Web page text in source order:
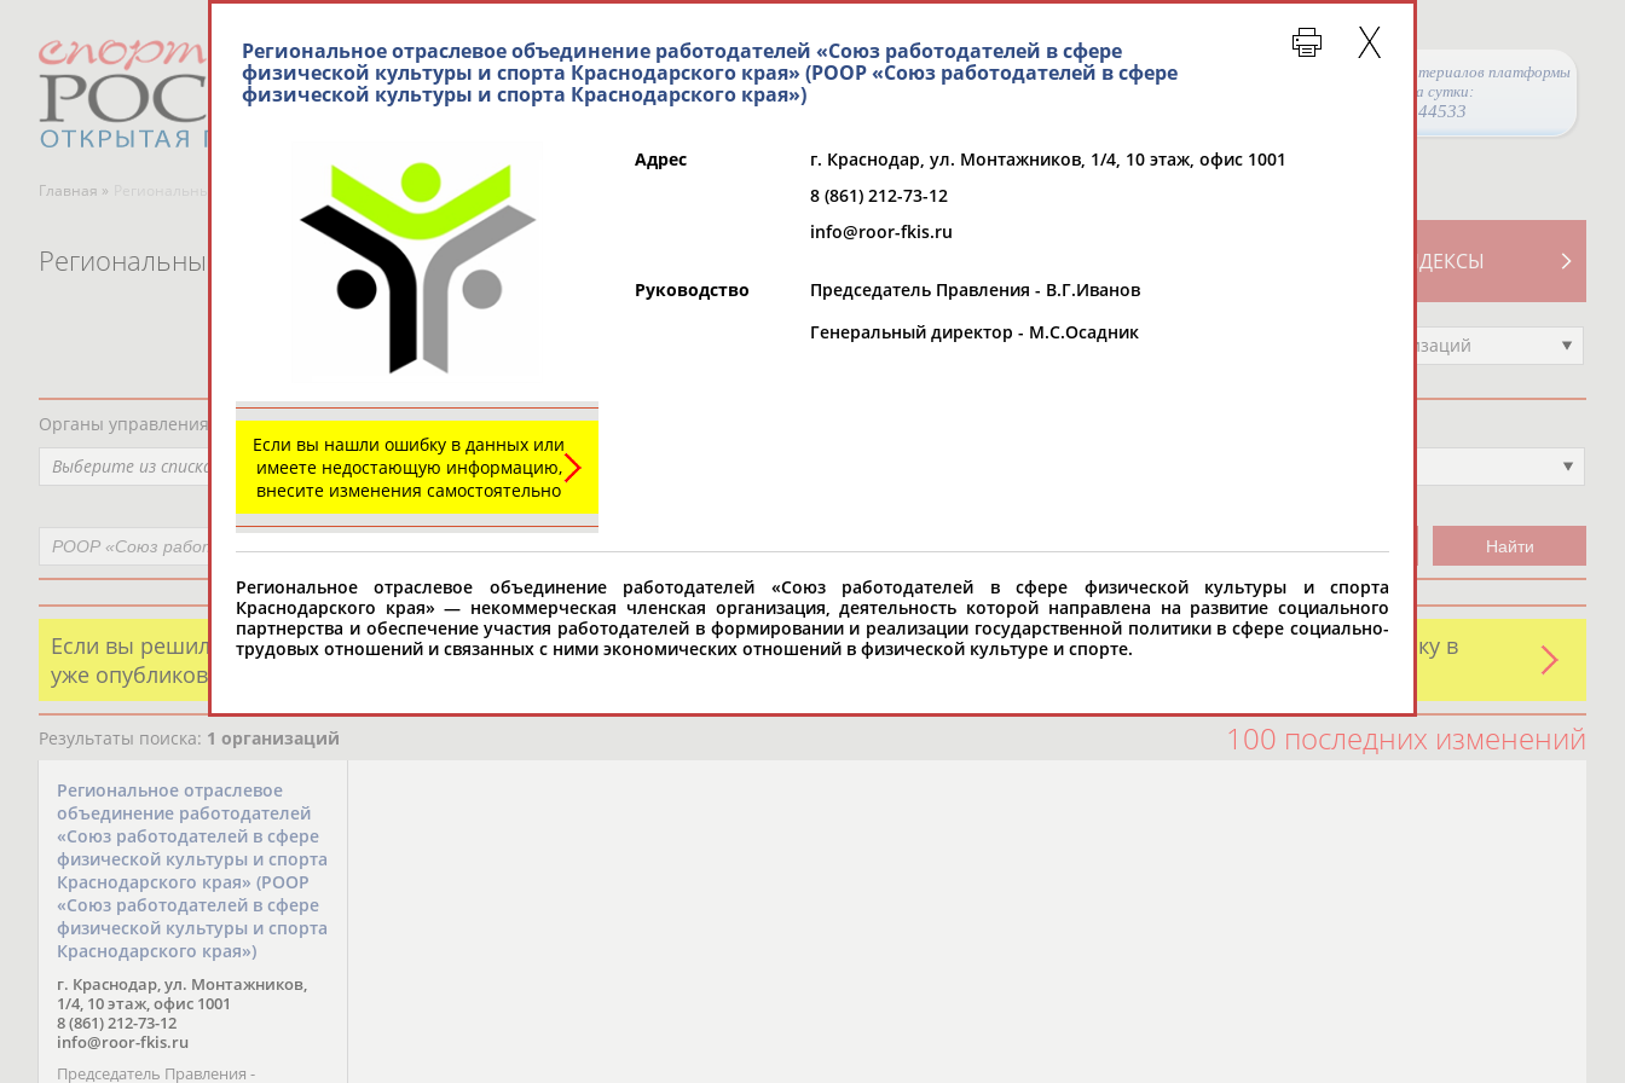
Просмотры материалов платформы
за сутки:
44533
Главная » Региональные спортивные организации
СВОДНЫЕ ИНДЕКСЫ
Региональные спортивные организации
Выберите другой тип организаций
Органы управления, федерации, ВУЗы, Академии и т.п.
Выберите из списка
Если вы решили разместить информацию о хорошо известной вам спортивной организации или обнаружили какую-либо ошибку в
уже опубликованных данных и хотите ее исправить, пожалуйста, вы можете это сделать самостоятельно
Результаты поиска: 1 организаций 100 последних изменений
Региональное отраслевое
объединение работодателей
«Союз работодателей в сфере
физической культуры и спорта
Краснодарского края» (РООР
«Союз работодателей в сфере
физической культуры и спорта
Краснодарского края»)
г. Краснодар, ул. Монтажников,
1/4, 10 этаж, офис 1001
8 (861) 212-73-12
info@roor-fkis.ru
Председатель Правления -
Региональное отраслевое объединение работодателей «Союз работодателей в сфере
физической культуры и спорта Краснодарского края» (РООР «Союз работодателей в сфере
физической культуры и спорта Краснодарского края»)
Если вы нашли ошибку в данных или
имеете недостающую информацию,
внесите изменения самостоятельно
Адрес
г. Краснодар, ул. Монтажников, 1/4, 10 этаж, офис 1001
8 (861) 212-73-12
info@roor-fkis.ru
Руководство
Председатель Правления - В.Г.Иванов
Генеральный директор - М.С.Осадник
Региональное отраслевое объединение работодателей «Союз работодателей в сфере физической культуры и спорта
Краснодарского края» — некоммерческая членская организация, деятельность которой направлена на развитие социального
партнерства и обеспечение участия работодателей в формировании и реализации государственной политики в сфере социально-
трудовых отношений и связанных с ними экономических отношений в физической культуре и спорте.